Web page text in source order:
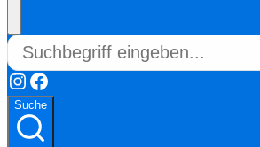
Instagram
Facebook
Suche